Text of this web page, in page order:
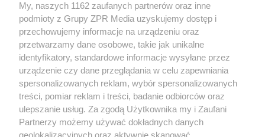
Żaden utwór zamieszczony w serwisie nie może być powielany i
rozpowszechniany lub dalej rozpowszechniany w jakikolwiek sposób (w
tym także elektroniczny lub mechaniczny) na jakimkolwiek polu
eksploatacji w jakiejkolwiek formie, włącznie z umieszczaniem w
Internecie bez pisemnej zgody właściciela praw. Jakiekolwiek użycie lub
wykorzystanie utworów w całości lub w części z naruszeniem prawa,
tzn. bez właściwej zgody, jest zabronione pod groźbą kary i może być
ścigane prawnie.
My, naszych 1162 zaufanych partnerów oraz inne
podmioty z Grupy ZPR Media uzyskujemy dostęp i
przechowujemy informacje na urządzeniu oraz
przetwarzamy dane osobowe, takie jak unikalne
identyfikatory, standardowe informacje wysyłane przez
urządzenie czy dane przeglądania w celu zapewniania
spersonalizowanych reklam, wybór spersonalizowanych
treści, pomiar reklam i treści, badanie odbiorców oraz
ulepszanie usług. Za zgodą Użytkownika my i Zaufani
Partnerzy możemy używać dokładnych danych
geolokalizacyjnych oraz aktywnie skanować